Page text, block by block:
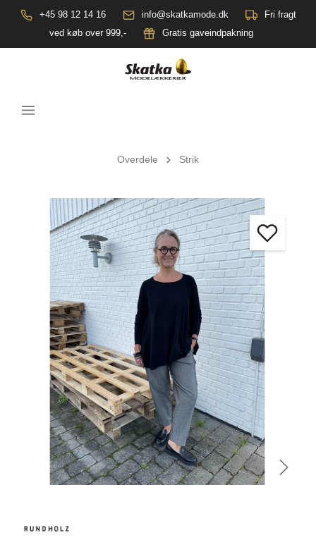
+45 98 12 14 16 info@skatkamode.dk
Fri fragt
ved køb over 999,-
Gratis gaveindpakning
Overdele Strik